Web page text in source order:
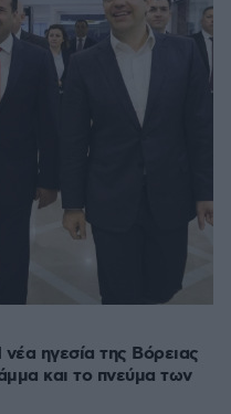
ηγεσία της Βόρειας
και το πνεύμα των